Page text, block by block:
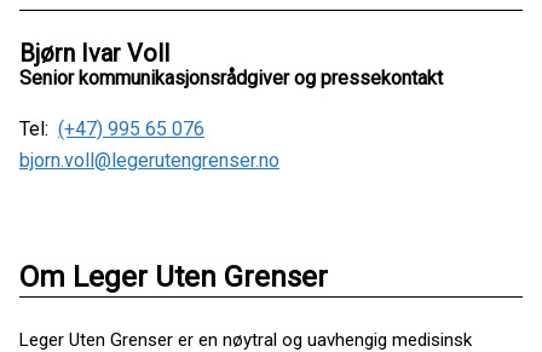
Bjørn Ivar Voll
Senior kommunikasjonsrådgiver og pressekontakt
Tel: (+47) 995 65 076
bjorn.voll@legerutengrenser.no
Om Leger Uten Grenser
Leger Uten Grenser er en nøytral og uavhengig medisinsk